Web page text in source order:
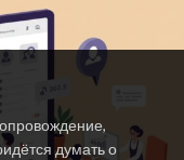
думать о